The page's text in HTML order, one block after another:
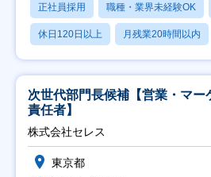
正社員採用 職種・業界未経験OK
休日120日以上 月残業20時間以内
次世代部門長候補【営業・マー
責任者】
株式会社セレス
東京都